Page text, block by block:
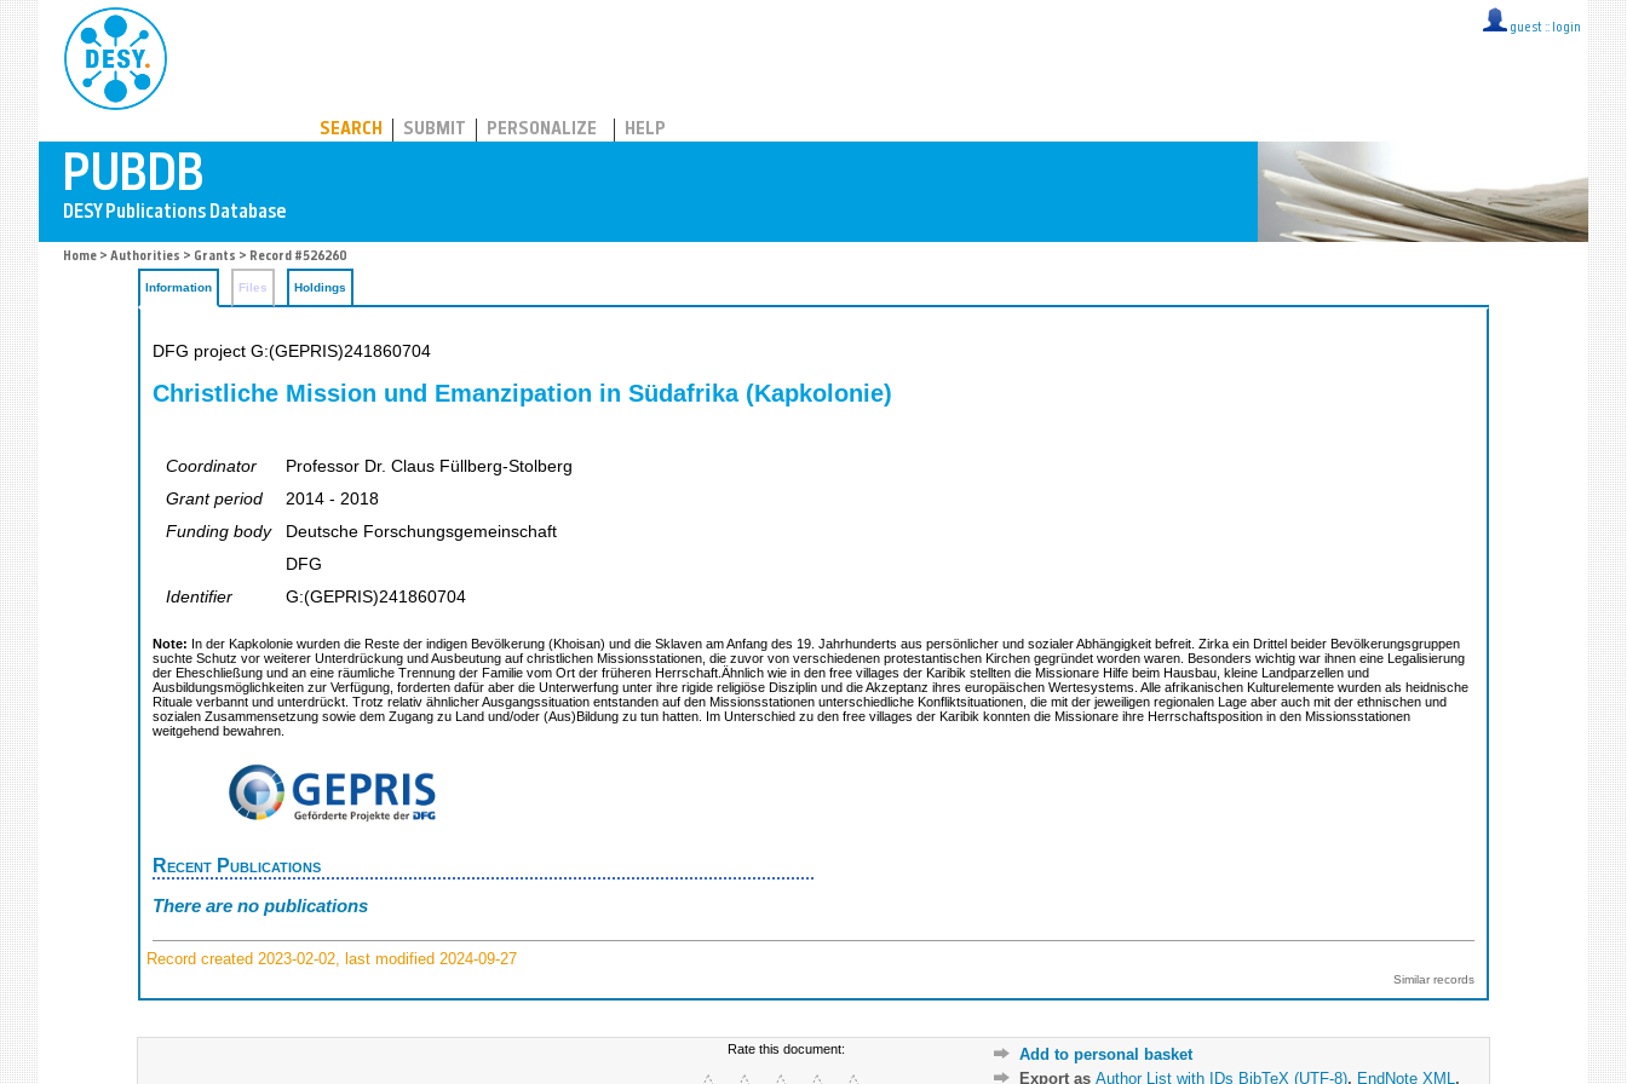
guest :: login
SEARCH SUBMIT PERSONALIZE HELP
Home > Authorities > Grants > Record #526260
Information Files Holdings
DFG project G:(GEPRIS)241860704
Christliche Mission und Emanzipation in Südafrika (Kapkolonie)
Coordinator
Professor Dr. Claus Füllberg-Stolberg
Grant period
2014 - 2018
Funding body
Deutsche Forschungsgemeinschaft
DFG
Identifier
G:(GEPRIS)241860704
Note: In der Kapkolonie wurden die Reste der indigen Bevölkerung (Khoisan) und die Sklaven am Anfang des 19. Jahrhunderts aus persönlicher und sozialer Abhängigkeit befreit. Zirka ein Drittel beider Bevölkerungsgruppen
suchte Schutz vor weiterer Unterdrückung und Ausbeutung auf christlichen Missionsstationen, die zuvor von verschiedenen protestantischen Kirchen gegründet worden waren. Besonders wichtig war ihnen eine Legalisierung
der Eheschließung und an eine räumliche Trennung der Familie vom Ort der früheren Herrschaft.Ähnlich wie in den free villages der Karibik stellten die Missionare Hilfe beim Hausbau, kleine Landparzellen und
Ausbildungsmöglichkeiten zur Verfügung, forderten dafür aber die Unterwerfung unter ihre rigide religiöse Disziplin und die Akzeptanz ihres europäischen Wertesystems. Alle afrikanischen Kulturelemente wurden als heidnische
Rituale verbannt und unterdrückt. Trotz relativ ähnlicher Ausgangssituation entstanden auf den Missionsstationen unterschiedliche Konfliktsituationen, die mit der jeweiligen regionalen Lage aber auch mit der ethnischen und
sozialen Zusammensetzung sowie dem Zugang zu Land und/oder (Aus)Bildung zu tun hatten. Im Unterschied zu den free villages der Karibik konnten die Missionare ihre Herrschaftsposition in den Missionsstationen
weitgehend bewahren.
Recent Publications
There are no publications
Record created 2023-02-02, last modified 2024-09-27
Similar records
Rate this document:
Add to personal basket
Export as Author List with IDs BibTeX (UTF-8), EndNote XML ,